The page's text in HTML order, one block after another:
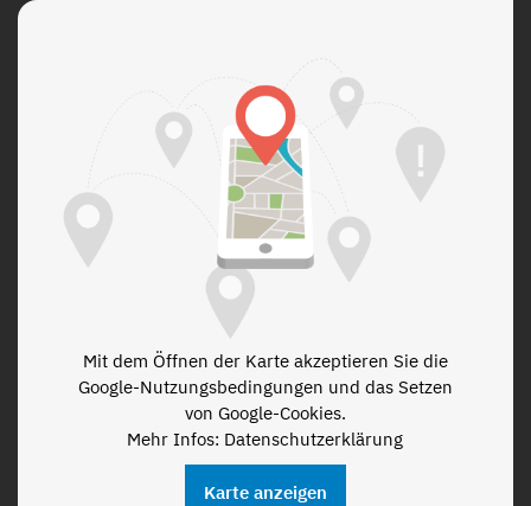
Mit dem Öffnen der Karte akzeptieren Sie die
Google-Nutzungsbedingungen und das Setzen
von Google-Cookies.
Mehr Infos: Datenschutzerklärung
Karte anzeigen